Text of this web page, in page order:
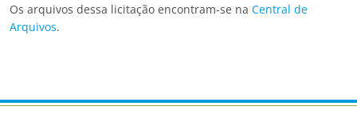
Os arquivos dessa licitação encontram-se na Central de
Arquivos.